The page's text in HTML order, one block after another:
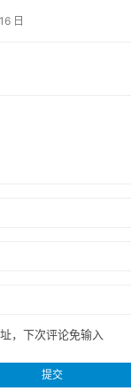
日
，下次评论免输入
提交